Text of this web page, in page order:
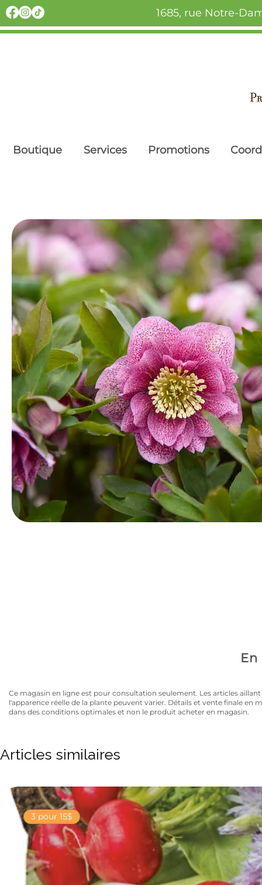
1685, rue Notre-
Boutique Services Promotions
Ce magasin en ligne est pour consultation seulement. Les articles
l'apparence réelle de la plante peuvent varier. Détails et vente finale
dans des conditions optimales et non le produit acheter en magasin.
Articles similaires
3 pour 15$